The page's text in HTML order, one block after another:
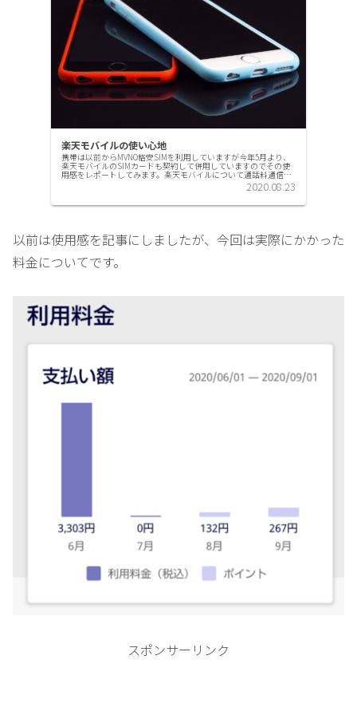
楽天モバイルの使い心地
携帯は以前からMVNO格安SIMを利用していますが今年5月より、
楽天モバイルのSIMカードも契約して併用していますのでその使
用感をレポートしてみます。楽天モバイルについて通話料通信料
定額料金プランの特徴としては通信料が少なくとも国内は無制
2020.08.23
以前は使用感を記事にしましたが、今回は実際にかかった
料金についてです。
スポンサーリンク